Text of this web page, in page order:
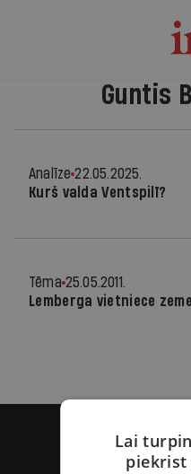
Guntis
Analīze 22.05.2025.
Kurš valda Ventspilī?
Tēma 25.05.2011.
Lemberga vietniece
Lai
piekrist